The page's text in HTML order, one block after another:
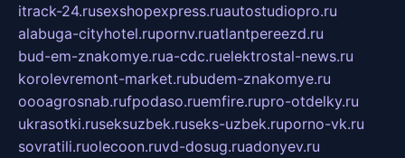
itrack-24.rusexshopexpress.ruautostudiopro.ru
alabuga-cityhotel.rupornv.ruatlantpereezd.ru
bud-em-znakomye.rua-cdc.ruelektrostal-news.ru
korolevremont-market.rubudem-znakomye.ru
oooagrosnab.rufpodaso.ruemfire.rupro-otdelky.ru
ukrasotki.ruseksuzbek.ruseks-uzbek.ruporno-vk.ru
sovratili.ruolecoon.ruvd-dosug.ruadonyev.ru